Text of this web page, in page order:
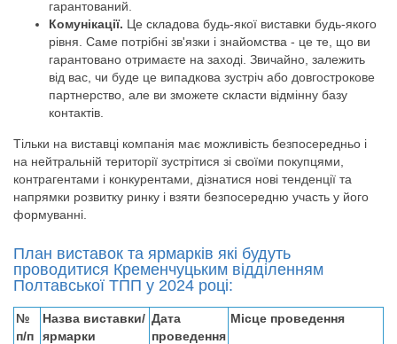
гарантований.
Комунікації. Це складова будь-якої виставки будь-якого
рівня. Саме потрібні зв'язки і знайомства - це те, що ви
гарантовано отримаєте на заході. Звичайно, залежить
від вас, чи буде це випадкова зустріч або довгострокове
партнерство, але ви зможете скласти відмінну базу
контактів.
Тільки на виставці компанія має можливість безпосередньо і
на нейтральній території зустрітися зі своїми покупцями,
контрагентами і конкурентами, дізнатися нові тенденції та
напрямки розвитку ринку і взяти безпосередню участь у його
формуванні.
План виставок та ярмарків які будуть
проводитися Кременчуцьким відділенням
Полтавської ТПП у 2024 році:
№
п/п
Назва виставки/
ярмарки
Дата
проведення
Місце проведення